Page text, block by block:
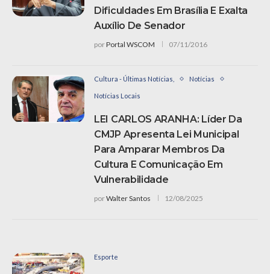
Dificuldades Em Brasília E Exalta
Auxílio De Senador
porPortal WSCOM 07/11/2016
Cultura - Últimas Notícias, Notícias
Notícias Locais
LEI CARLOS ARANHA: Líder Da
CMJP Apresenta Lei Municipal
Para Amparar Membros Da
Cultura E Comunicação Em
Vulnerabilidade
porWalter Santos 12/08/2025
Esporte